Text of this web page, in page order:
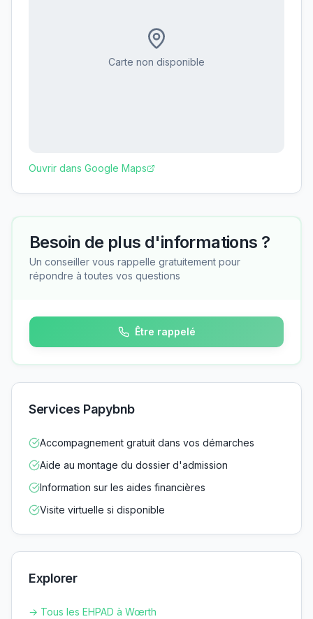
Carte non disponible
Ouvrir dans Google Maps
Besoin de plus d'informations ?
Un conseiller vous rappelle gratuitement pour
répondre à toutes vos questions
Être rappelé
Services Papybnb
Accompagnement gratuit dans vos démarches
Aide au montage du dossier d'admission
Information sur les aides financières
Visite virtuelle si disponible
Explorer
→ Tous les EHPAD à Wœrth